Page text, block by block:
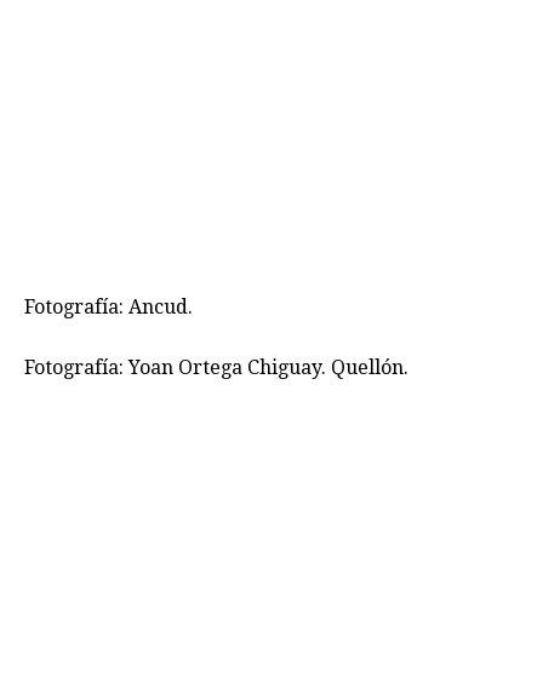
Fotografía: Ancud.
Fotografía: Yoan Ortega Chiguay. Quellón.